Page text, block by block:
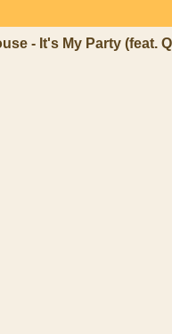
- It's My Party (feat.